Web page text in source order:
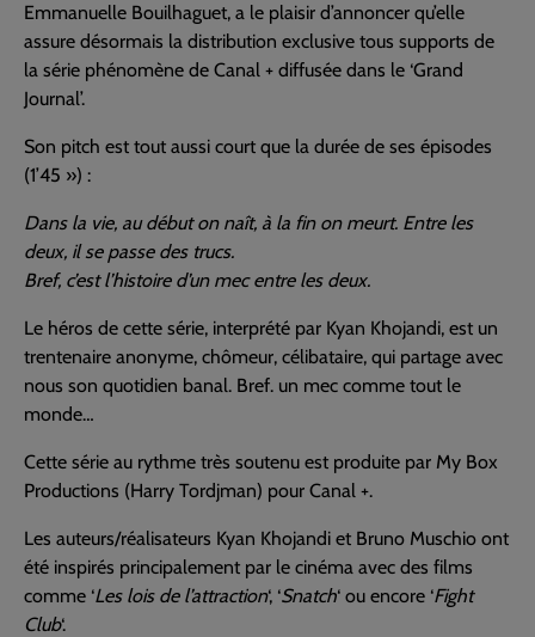
Emmanuelle Bouilhaguet, a le plaisir d’annoncer qu’elle
assure désormais la distribution exclusive tous supports de
la série phénomène de Canal + diffusée dans le ‘Grand
Journal’.
Son pitch est tout aussi court que la durée de ses épisodes
(1’45 ») :
Dans la vie, au début on naît, à la fin on meurt. Entre les
deux, il se passe des trucs.
Bref, c’est l’histoire d’un mec entre les deux.
Le héros de cette série, interprété par Kyan Khojandi, est un
trentenaire anonyme, chômeur, célibataire, qui partage avec
nous son quotidien banal. Bref. un mec comme tout le
monde…
Cette série au rythme très soutenu est produite par My Box
Productions (Harry Tordjman) pour Canal +.
Les auteurs/réalisateurs Kyan Khojandi et Bruno Muschio ont
été inspirés principalement par le cinéma avec des films
comme ‘Les lois de l’attraction‘, ‘Snatch‘ ou encore ‘Fight
Club‘.